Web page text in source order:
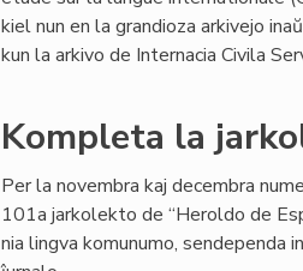
kiel nun en la grandioza arkivejo
kun la arkivo de Internacia Civila
Kompleta la
Per la novembra kaj decembra
101a jarkolekto de “Heroldo de
nia lingva komunumo,